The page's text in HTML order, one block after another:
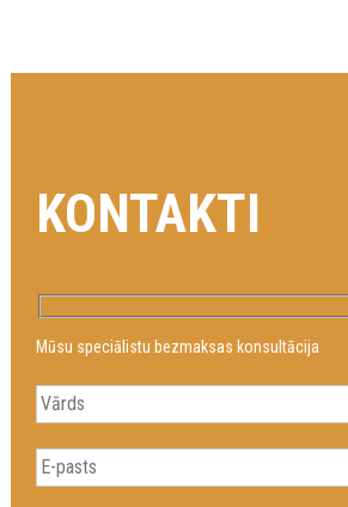
KONTAKTI
Mūsu speciālistu bezmaksas konsultācija